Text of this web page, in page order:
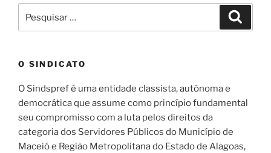
por:
O SINDICATO
O Sindspref é uma entidade classista, autônoma e
democrática que assume como princípio fundamental
seu compromisso com a luta pelos direitos da
categoria dos Servidores Públicos do Município de
Maceió e Região Metropolitana do Estado de Alagoas,